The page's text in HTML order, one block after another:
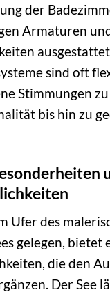
der
Armaturen
sind oft
Stimmungen
bis hin zu
Ufer des
gelegen, bietet
die den
Der See